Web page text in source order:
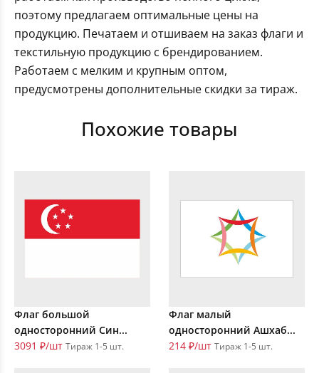
поэтому предлагаем оптимальные цены на
продукцию. Печатаем и отшиваем на заказ флаги и
текстильную продукцию с брендированием.
Работаем с мелким и крупным оптом,
предусмотрены дополнительные скидки за тираж.
Похожие товары
Флаг большой
односторонний Син...
3091 ₽/шт Тираж 1-5 шт.
Флаг малый
односторонний Ашхаб...
214 ₽/шт Тираж 1-5 шт.